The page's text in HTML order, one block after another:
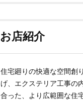
お店紹介
住宅廻りの快適な空間創
げ、エクステリア工事の
合った、より広範囲な住